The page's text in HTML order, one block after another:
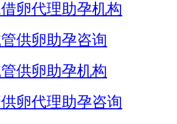
卵代理助孕机构
供卵助孕咨询
供卵助孕机构
卵代理助孕咨询